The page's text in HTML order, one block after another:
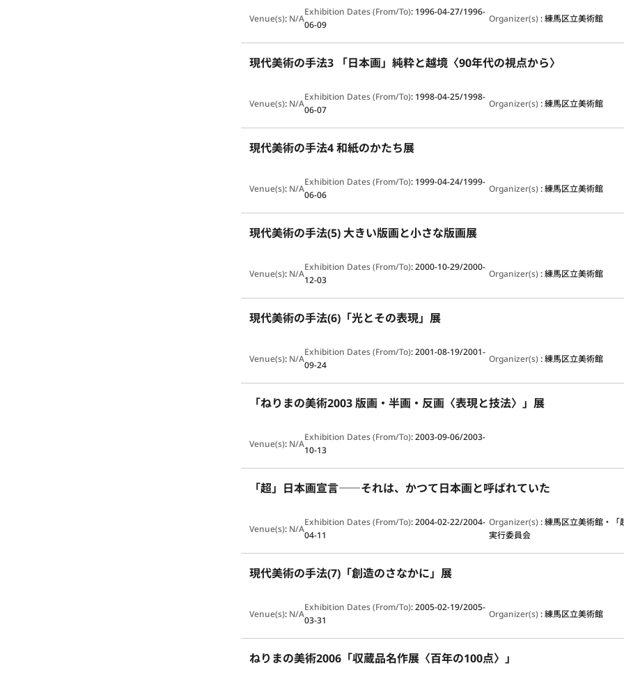
Venue(s): N/A
Exhibition Dates (From/To): 1996-04-27/1996-
06-09
Organizer(s):練馬区立美術館
現代美術の手法3 「日本画」純粋と越境〈90年代の視点から〉
Venue(s): N/A
Exhibition Dates (From/To): 1998-04-25/1998-
06-07
Organizer(s):練馬区立美術館
現代美術の手法4 和紙のかたち展
Venue(s): N/A
Exhibition Dates (From/To): 1999-04-24/1999-
06-06
Organizer(s):練馬区立美術館
現代美術の手法(5) 大きい版画と小さな版画展
Venue(s): N/A
Exhibition Dates (From/To):2000-10-29/2000-
12-03
Organizer(s):練馬区立美術館
現代美術の手法(6)「光とその表現」展
Venue(s): N/A
Exhibition Dates (From/To):2001-08-19/2001-
09-24
Organizer(s):練馬区立美術館
「ねりまの美術2003 版画・半画・反画〈表現と技法〉」展
Venue(s): N/A
Exhibition Dates (From/To):2003-09-06/2003-
10-13
「超」日本画宣言――それは、かつて日本画と呼ばれていた
Venue(s): N/A
Exhibition Dates (From/To):2004-02-22/2004-
04-11
Organizer(s):練馬区立美術館・「
実行委員会
現代美術の手法(7)「創造のさなかに」展
Venue(s): N/A
Exhibition Dates (From/To):2005-02-19/2005-
03-31
Organizer(s):練馬区立美術館
ねりまの美術2006「収蔵品名作展〈百年の100点〉」